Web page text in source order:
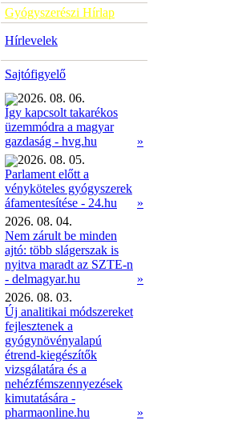
Gyógyszerészi Hírlap
Hírlevelek
Sajtófigyelő
2026. 08. 06.
Így kapcsolt takarékos
üzemmódra a magyar
gazdaság - hvg.hu
»
2026. 08. 05.
Parlament előtt a
vényköteles gyógyszerek
áfamentesítése - 24.hu
»
2026. 08. 04.
Nem zárult be minden
ajtó: több slágerszak is
nyitva maradt az SZTE-n
- delmagyar.hu
»
2026. 08. 03.
Új analitikai módszereket
fejlesztenek a
gyógynövényalapú
étrend-kiegészítők
vizsgálatára és a
nehézfémszennyezések
kimutatására -
pharmaonline.hu
»